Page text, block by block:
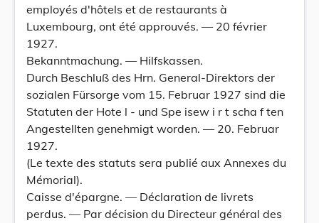
employés d'hôtels et de restaurants à
Luxembourg, ont été approuvés. — 20 février
1927.
Bekanntmachung. — Hilfskassen.
Durch Beschluß des Hrn. General-Direktors der
sozialen Fürsorge vom 15. Februar 1927 sind die
Statuten der Hote l - und Spe isew i r t scha f ten
Angestellten genehmigt worden. — 20. Februar
1927.
(Le texte des statuts sera publié aux Annexes du
Mémorial).
Caisse d'épargne. — Déclaration de livrets
perdus. — Par décision du Directeur général des